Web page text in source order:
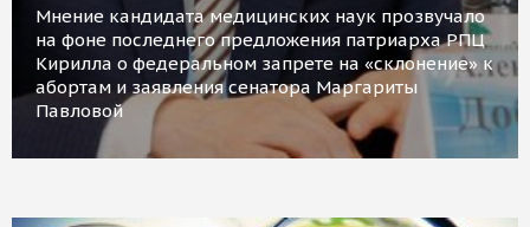
Мнение кандидата медицинских наук прозвучало
на фоне последнего предложения патриарха РПЦ
Кирилла о федеральном запрете на «склонение» к
абортам и заявления сенатора Маргариты
Павловой